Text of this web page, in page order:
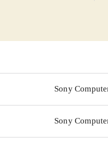
- op
og
primært
Sony
Sony